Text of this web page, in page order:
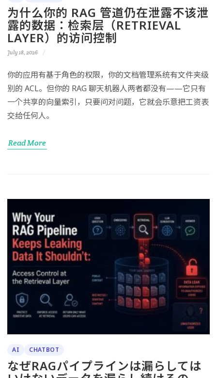
为什么你的 RAG 管道仍在泄露不该泄
露的数据：检索层（RETRIEVAL
LAYER）的访问控制
July 18, 2026
你的应用有基于角色的权限，你的文档管理系统有文件夹级
别的 ACL。但你的 RAG 聊天机器人两者都没有——它只有
一个共享的向量索引，只要问对问题，它就会乐意把工资表
交给任何人。
Read More
AI CHATBOT
なぜRAGパイプラインは漏らしては